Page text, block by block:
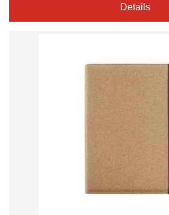
Details